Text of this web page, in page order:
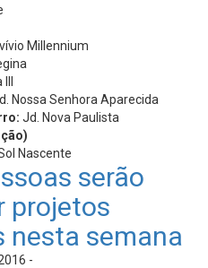
Millennium
Nossa Senhora Aparecida
Jd. Nova Paulista
Nascente
serão
projetos
nesta semana
-